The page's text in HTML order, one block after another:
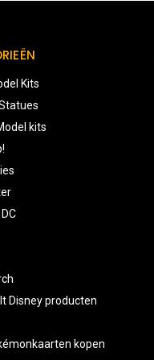
Kits
kits
Disney producten
kopen